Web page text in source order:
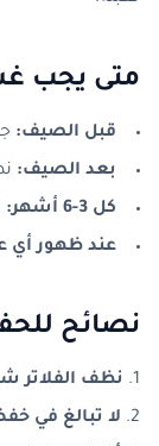
متى يجب
قبل الصيف:
بعد الصيف:
كل 3-6 أشهر:
عند ظهور أي
نصائح
نظف الفلاتر
لا تبالغ في